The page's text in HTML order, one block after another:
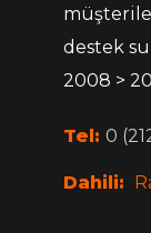
destek
2008 >
Tel: 0
Dahili: